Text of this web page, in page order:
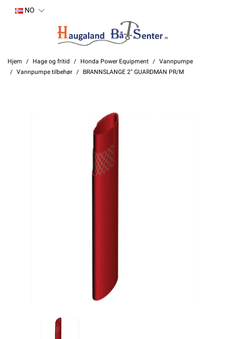
NO
Hjem Hage og fritid Honda Power Equipment
Vannpumpe
Vannpumpe tilbehør
BRANNSLANGE 2" GUARDMAN PR/M